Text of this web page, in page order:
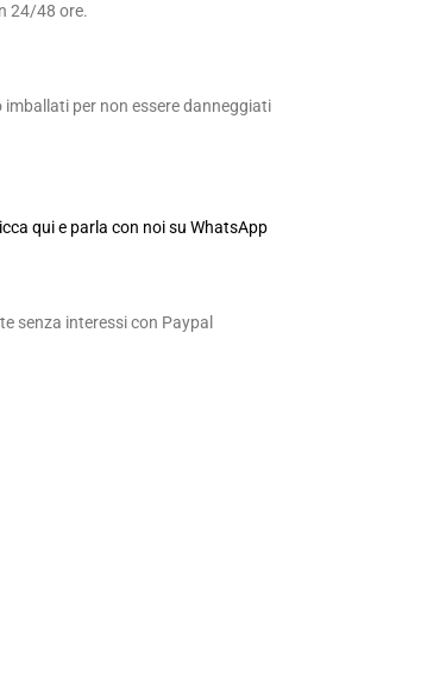
24/48 ore.
per non essere danneggiati
qui e parla con noi su WhatsApp
senza interessi con Paypal